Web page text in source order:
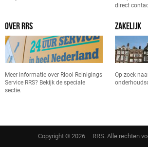
direct
OVER RRS
Meer informatie over Riool Reinigings
Service RRS? Bekijk de speciale
sectie.
ZAKELIJK
Op zoek
Copyright © 2026 – RRS. Alle rechten